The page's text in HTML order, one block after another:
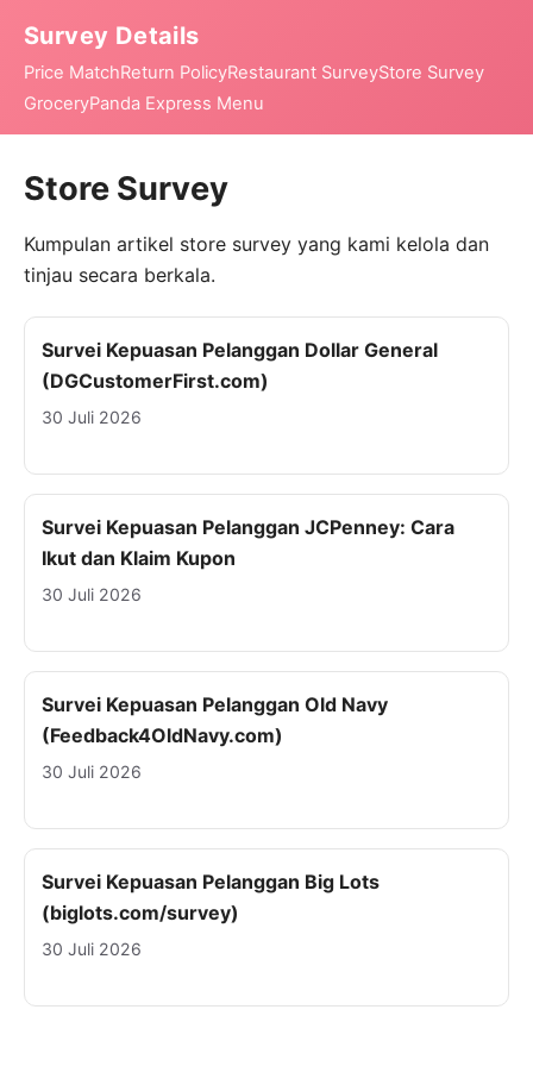
Survey Details
Price MatchReturn PolicyRestaurant SurveyStore Survey
GroceryPanda Express Menu
Store Survey
Kumpulan artikel store survey yang kami kelola dan
tinjau secara berkala.
Survei Kepuasan Pelanggan Dollar General
(DGCustomerFirst.com)
30 Juli 2026
Survei Kepuasan Pelanggan JCPenney: Cara
Ikut dan Klaim Kupon
30 Juli 2026
Survei Kepuasan Pelanggan Old Navy
(Feedback4OldNavy.com)
30 Juli 2026
Survei Kepuasan Pelanggan Big Lots
(biglots.com/survey)
30 Juli 2026